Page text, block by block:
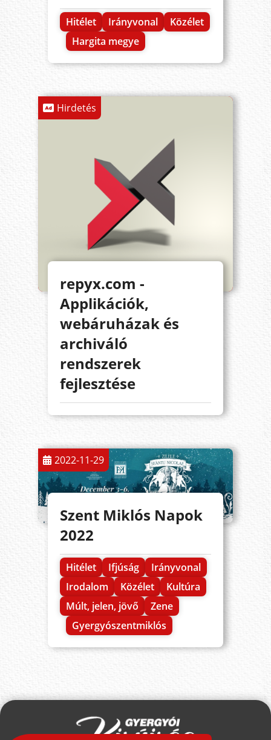
Hitélet Irányvonal
Közélet
Hargita megye
Hirdetés
repyx.com -
Applikációk,
webáruházak és
archiváló
rendszerek
fejlesztése
2022-11-29
Szent Miklós Napok
2022
Hitélet Ifjúság
Irányvonal
Irodalom
Közélet
Kultúra
Múlt, jelen, jövő
Zene
Gyergyószentmiklós